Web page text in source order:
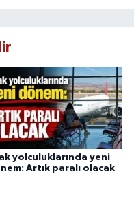
yolculuklarında yeni
Artık paralı olacak